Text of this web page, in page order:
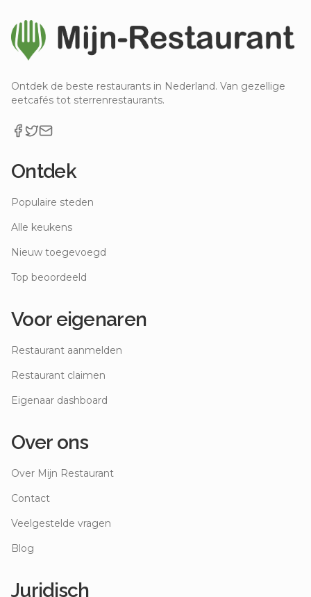
Ontdek de beste restaurants in Nederland. Van gezellige
eetcafés tot sterrenrestaurants.
Ontdek
Populaire steden
Alle keukens
Nieuw toegevoegd
Top beoordeeld
Voor eigenaren
Restaurant aanmelden
Restaurant claimen
Eigenaar dashboard
Over ons
Over Mijn Restaurant
Contact
Veelgestelde vragen
Blog
Juridisch